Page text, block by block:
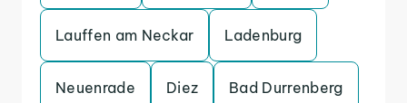
Lauffen am Neckar Ladenburg
Neuenrade Diez Bad Durrenberg